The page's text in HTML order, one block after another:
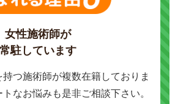
女性施術師が
常駐しています
つ施術師が複数在籍しておりま
なお悩みも是非ご相談下さい。